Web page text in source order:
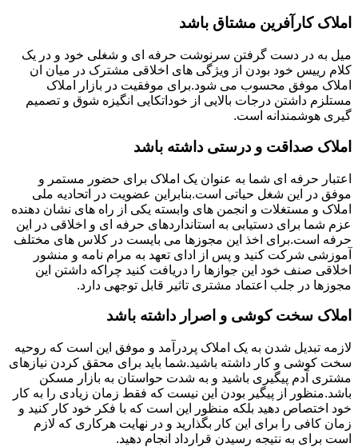
املاک کارآفرین مشتاق باشد
میل به در دست گرفتن سرنوشت حرفه ای و شغلی خود و در یک
کلام رییس خود بودن از ویژگی های اخلاقی مشترک در میان ان
املاک موفق محسوب می شود.برای موفقیت در بازار املاک
مستلزم داشتن درجات بالایی از خوداتکایی انگیزه شوق و تصمیم
گیری هوشمندانه است.
املاک صداقت و درستی داشته باشد
اعتبار حرفه ای شما به عنوان یک املاک برای حضور مستمر و
موفق در این شغل حیاتی است.بنابراین عضویت در اتحادیه ملی
املاک و مستغلات و انجمن های وابسته یکی از راه های نشان دهنده
عزم شما برای دستیابی به استانداردهای حرفه ای و اخلاقی در این
حرفه است.برای اخذ این مجوزها می بایست در کلاس های مختلف
آموزشی شرکت کنید و پس از ادای تعهد به مرام نامه و منشور
اخلاقی صنف خود این جوازها را دریافت کنید چراکه داشتن این
مجوزها در جلب اعتماد مشتری تاثیر قابل توجهی دارد.
املاک سخت کوشی و اصرار داشته باشد
لازمه تبدیل شدن به یک املاک پردرآمد و موفق این است که روحیه
سخت کوشی و کار داشته باشید.شما باید برای محقق کردن نیازهای
مشتری آدم پیگیری باشید و به شدت حواستان به بازار مسکن
باشد.منظور از پیگیر بودن این نیست که فقط زمان زیادی را به کار
خود اختصاص دهید بلکه منظور این است که با فکر خود کار کنید و
زمان کافی را برای این کار بگذارید و در نهایت هرکاری که لازم
است برای به نتیجه رسیدن قرارداد انجام دهید.